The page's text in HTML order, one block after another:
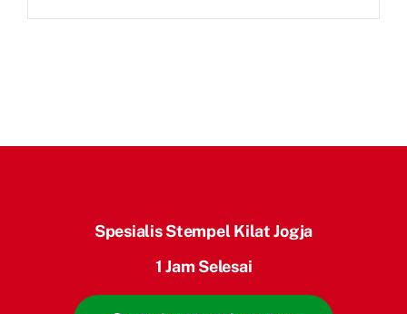
Spesialis Stempel Kilat Jogja
1 Jam Selesai